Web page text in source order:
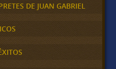
DE JUAN GABRIEL